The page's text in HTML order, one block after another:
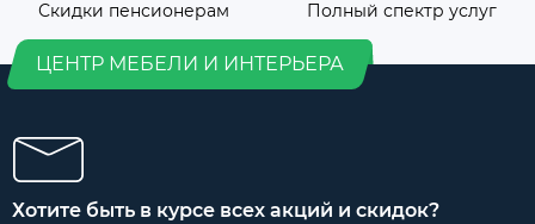
Скидки пенсионерам Полный спектр услуг
ЦЕНТР МЕБЕЛИ И ИНТЕРЬЕРА
Хотите быть в курсе всех акций и скидок?